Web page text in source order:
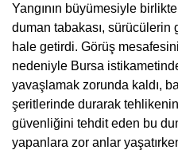
Yangının büyümesiyle
duman tabakası, sürücülerin
hale getirdi. Görüş
nedeniyle Bursa
yavaşlamak zorunda kaldı,
şeritlerinde durarak
güvenliğini tehdit eden bu
yapanlara zor anlar